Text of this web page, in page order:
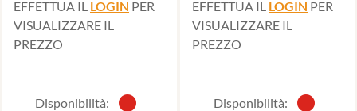
EFFETTUA IL LOGIN PER
VISUALIZZARE IL
PREZZO
Disponibilità:
EFFETTUA IL LOGIN PER
VISUALIZZARE IL
PREZZO
Disponibilità: